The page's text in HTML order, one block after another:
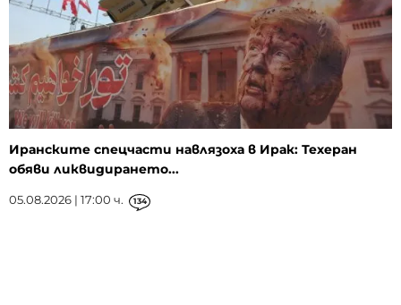
Иранските спецчасти навлязоха в Ирак: Техеран
обяви ликвидирането...
05.08.2026 | 17:00 ч. 134